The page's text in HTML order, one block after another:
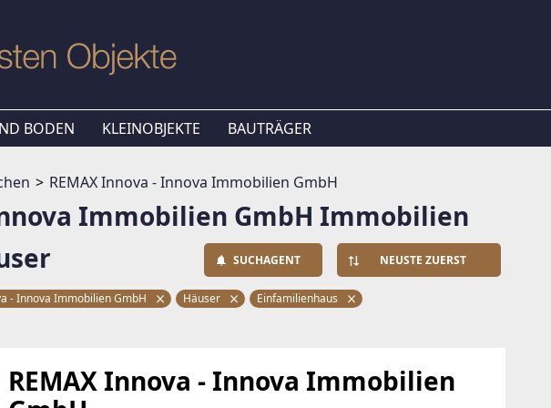
BODEN KLEINOBJEKTE BAUTRÄGER
REMAX Innova - Innova Immobilien GmbH
Immobilien GmbH Immobilien
SUCHAGENT NEUSTE ZUERST
- Innova Immobilien GmbH Häuser Einfamilienhaus
REMAX Innova - Innova Immobilien